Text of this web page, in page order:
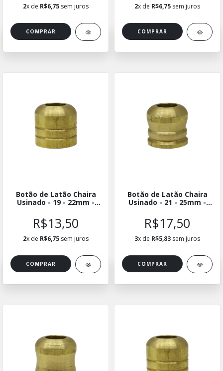
2x de R$6,75 sem juros 2x de R$6,75 sem juros
Botão de Latão Chaira
Usinado - 19 - 22mm -
R$13,50
2x de R$6,75 sem juros
Botão de Latão Chaira
Usinado - 21 - 25mm -
R$17,50
3x de R$5,83 sem juros